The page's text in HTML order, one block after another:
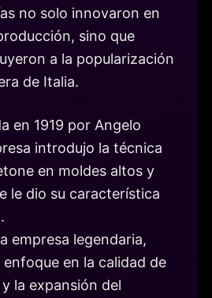
no solo innovaron en
sino que
a la popularización
de Italia.
en 1919 por Angelo
introdujo la técnica
en moldes altos y
le dio su característica
empresa legendaria,
en la calidad de
la expansión del